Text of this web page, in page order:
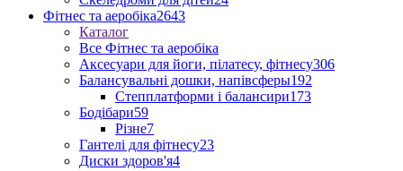
Фітнес та аеробіка2643
Каталог
Все Фітнес та аеробіка
Аксесуари для йоги, пілатесу, фітнесу306
Балансувальні дошки, напівсферы192
Степплатформи і балансири173
Бодібари59
Різне7
Гантелі для фітнесу23
Диски здоров'я4